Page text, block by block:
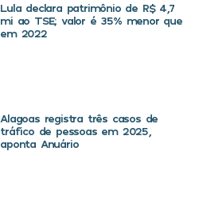
Lula declara patrimônio de R$ 4,7
mi ao TSE; valor é 35% menor que
em 2022
Alagoas registra três casos de
tráfico de pessoas em 2025,
aponta Anuário